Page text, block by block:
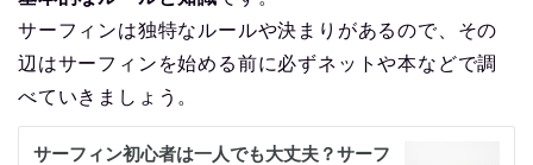
サーフィンは独特なルールや決まりがあるので、その
辺はサーフィンを始める前に必ずネットや本などで調
べていきましょう。